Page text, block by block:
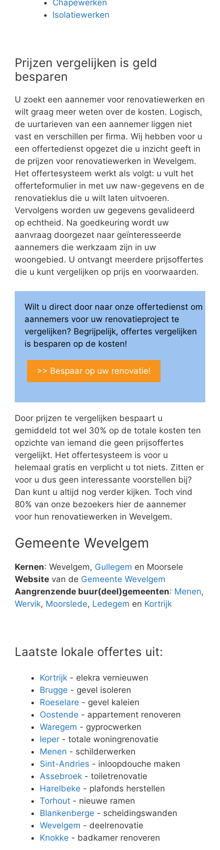
Chapewerken
Isolatiewerken
Prijzen vergelijken is geld
besparen
U zoekt een aannemer voor renovatiewerken en
wilt graag meer weten over de kosten. Logisch,
de uurtarieven van een aannemer liggen niet
vast en verschillen per firma. Wij hebben voor u
een offertedienst opgezet die u inzicht geeft in
de prijzen voor renovatiewerken in Wevelgem.
Het offertesysteem werkt als volgt: u vult het
offerteformulier in met uw naw-gegevens en de
renovatieklus die u wilt laten uitvoeren.
Vervolgens worden uw gegevens gevalideerd
op echtheid. Na goedkeuring wordt uw
aanvraag doorgezet naar geïnteresseerde
aannemers die werkzaam zijn in uw
woongebied. U ontvangt meerdere prijsoffertes
die u kunt vergelijken op prijs en voorwaarden.
Wilt u direct door naar onze offertedienst om
aannemers voor uw renovatieproject te
vergelijken? Begrijpelijk, offertes vergelijken
is besparen op de kosten!
>> Bespaar op uw renovatie!
Door prijzen te vergelijken bespaart u
gemiddeld tot wel 30% op de totale kosten ten
opzichte van iemand die geen prijsoffertes
vergelijkt. Het offertesysteem is voor u
helemaal gratis en verplicht u tot niets. Zitten er
voor u dus geen interessante voorstellen bij?
Dan kunt u altijd nog verder kijken. Toch vind
80% van onze bezoekers hier de aannemer
voor hun renovatiewerken in Wevelgem.
Gemeente Wevelgem
Kernen: Wevelgem, Gullegem en Moorsele
Website van de Gemeente Wevelgem
Aangrenzende buur(deel)gemeenten: Menen,
Wervik, Moorslede, Ledegem en Kortrijk
Laatste lokale offertes uit:
Kortrijk - elekra vernieuwen
Brugge - gevel isoleren
Roeselare - gevel kaleien
Oostende - appartement renoveren
Waregem - gyprocwerken
Ieper - totale woningrenovatie
Menen - schilderwerken
Sint-Andries - inloopdouche maken
Assebroek - toiletrenovatie
Harelbeke - plafonds herstellen
Torhout - nieuwe ramen
Blankenberge - scheidingswanden
Wevelgem - deelrenovatie
Knokke - badkamer renoveren